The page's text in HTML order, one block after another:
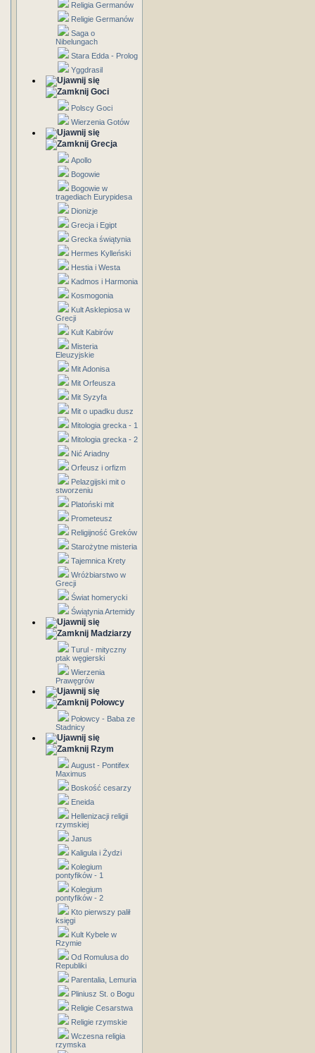
Religia Germanów
Religie Germanów
Saga o
Nibelungach
Stara Edda - Prolog
Yggdrasil
Goci
Polscy Goci
Wierzenia Gotów
Grecja
Apollo
Bogowie
Bogowie w
tragediach Eurypidesa
Dionizje
Grecja i Egipt
Grecka świątynia
Hermes Kylleński
Hestia i Westa
Kadmos i Harmonia
Kosmogonia
Kult Asklepiosa w
Grecji
Kult Kabirów
Misteria
Eleuzyjskie
Mit Adonisa
Mit Orfeusza
Mit Syzyfa
Mit o upadku dusz
Mitologia grecka - 1
Mitologia grecka - 2
Nić Ariadny
Orfeusz i orfizm
Pelazgijski mit o
stworzeniu
Platoński mit
Prometeusz
Religijność Greków
Starożytne misteria
Tajemnica Krety
Wróżbiarstwo w
Grecji
Świat homerycki
Świątynia Artemidy
Madziarzy
Turul - mityczny
ptak węgierski
Wierzenia
Prawęgrów
Połowcy
Połowcy - Baba ze
Stadnicy
Rzym
August - Pontifex
Maximus
Boskość cesarzy
Eneida
Hellenizacji religii
rzymskiej
Janus
Kaligula i Żydzi
Kolegium
pontyfików - 1
Kolegium
pontyfików - 2
Kto pierwszy palił
księgi
Kult Kybele w
Rzymie
Od Romulusa do
Republiki
Parentalia, Lemuria
Pliniusz St. o Bogu
Religie Cesarstwa
Religie rzymskie
Wczesna religia
rzymska